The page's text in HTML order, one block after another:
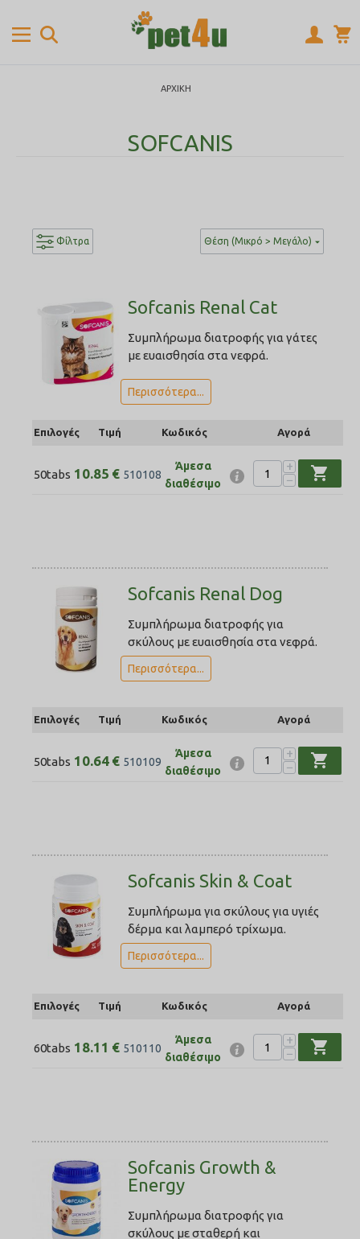
ΑΡΧΙΚΉ
SOFCANIS
Φίλτρα Θέση (Μικρό > Μεγάλο)
Sofcanis Renal Cat
Συμπλήρωμα διατροφής για γάτες
με ευαισθησία στα νεφρά.
Περισσότερα...
Επιλογές Τιμή Κωδικός Αγορά
50tabs 10.85 € 510108
Άμεσα
διαθέσιμο
+
−
shopping_cart
Sofcanis Renal Dog
Συμπλήρωμα διατροφής για
σκύλους με ευαισθησία στα νεφρά.
Περισσότερα...
Επιλογές Τιμή Κωδικός Αγορά
50tabs 10.64 € 510109
Άμεσα
διαθέσιμο
+
−
shopping_cart
Sofcanis Skin & Coat
Συμπλήρωμα για σκύλους για υγιές
δέρμα και λαμπερό τρίχωμα.
Περισσότερα...
Επιλογές Τιμή Κωδικός Αγορά
60tabs 18.11 € 510110
Άμεσα
διαθέσιμο
+
−
shopping_cart
Sofcanis Growth &
Energy
Συμπλήρωμα διατροφής για
σκύλους με σταθερή και